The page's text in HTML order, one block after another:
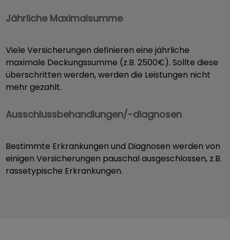
Jährliche Maximalsumme
Viele Versicherungen definieren eine jährliche
maximale Deckungssumme (z.B. 2500€). Sollte diese
überschritten werden, werden die Leistungen nicht
mehr gezahlt.
Ausschlussbehandlungen/-diagnosen
Bestimmte Erkrankungen und Diagnosen werden von
einigen Versicherungen pauschal ausgeschlossen, z.B.
rassetypische Erkrankungen.